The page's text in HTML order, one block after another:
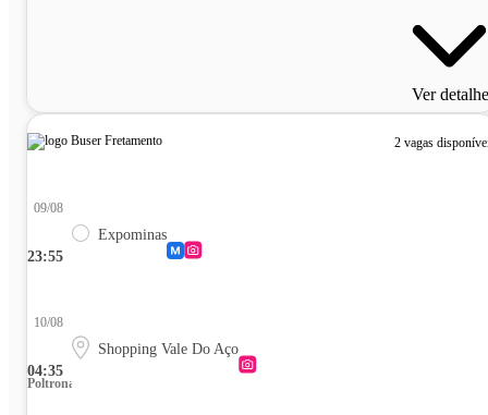
Ver
2 vagas
23:55
09/08
Expominas
04:35
10/08
Shopping Vale Do Aço
Poltrona